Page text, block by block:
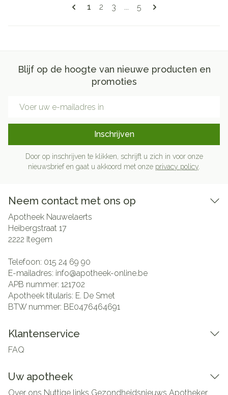
Pagina's
U lees momenteel pagina
1 Pagina
2 Pagina
3 ... Pagina
5
Blijf op de hoogte van nieuwe producten en
promoties
Inschrijven
Door op inschrijven te klikken, schrijft u zich in voor onze
nieuwsbrief en gaat u akkoord met onze privacy policy
Neem contact met ons op
Apotheek Nauwelaerts
Heibergstraat 17
2222 Itegem
Telefoon: 015 24 69 90
E-mailadres: info@apotheek-online.be
APB nummer: 121702
Apotheek titularis: E. De Smet
BTW nummer: BE0476464691
Klantenservice
FAQ
Uw apotheek
Over ons Nuttige links Gezondheidsnieuws Apotheker